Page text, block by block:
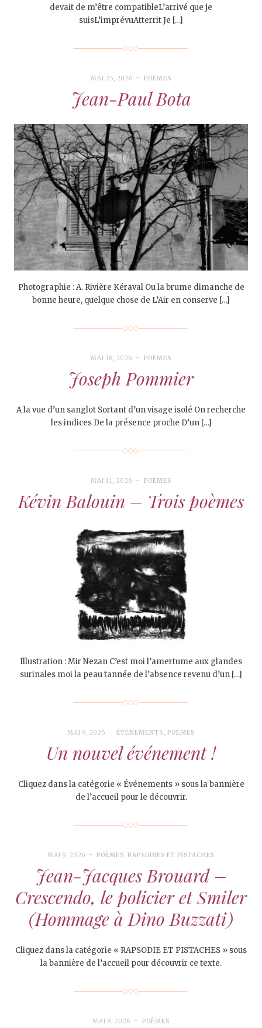
devait de m’être compatibleL’arrivé que je
suisL’imprévuAtterrit Je […]
MAI 25, 2026 POÈMES
Jean-Paul Bota
Photographie : A. Rivière Kéraval Ou la brume dimanche de
bonne heure, quelque chose de L’Air en conserve […]
MAI 18, 2026 POÈMES
Joseph Pommier
A la vue d’un sanglot Sortant d’un visage isolé On recherche
les indices De la présence proche D’un […]
MAI 11, 2026 POÈMES
Kévin Balouin – Trois poèmes
Illustration : Mir Nezan C’est moi l’amertume aux glandes
surinales moi la peau tannée de l’absence revenu d’un […]
MAI 9, 2026 ÉVÉNEMENTS , POÈMES
Un nouvel événement !
Cliquez dans la catégorie « Événements » sous la bannière
de l’accueil pour le découvrir.
MAI 9, 2026 POÈMES,RAPSODIES ET PISTACHES
Jean-Jacques Brouard –
Crescendo, le policier et Smiler
(Hommage à Dino Buzzati)
Cliquez dans la catégorie « RAPSODIE ET PISTACHES » sous
la bannière de l’accueil pour découvrir ce texte.
MAI 8, 2026 POÈMES